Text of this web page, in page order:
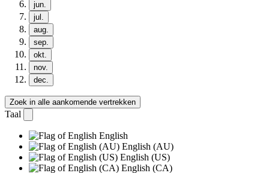
jun.
jul.
aug.
sep.
okt.
nov.
dec.
Zoek in alle aankomende vertrekken
Taal
English
English (AU)
English (US)
English (CA)